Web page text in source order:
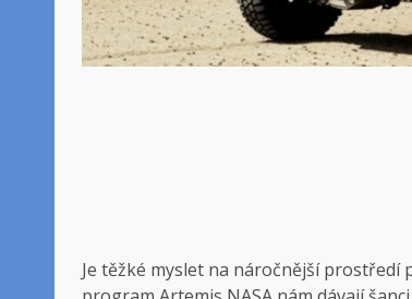
Je těžké myslet na náročnější